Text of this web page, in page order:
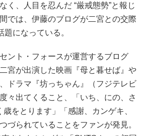
く、人目を忍んだ “厳戒態勢”と報じ
では、伊藤のブログが二宮との交際
題になっている。
ント・フォースが運営するブログ
宮が出演した映画『母と暮せば』や
ドラマ『坊っちゃん』（フジテレビ
々出てくること、「いち、にの、さ
をとります」「感謝、カンゲキ、
づられていることをファンが発見。